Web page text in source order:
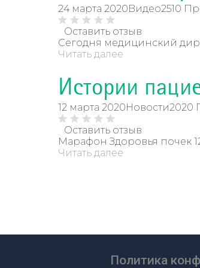
24 марта 2020Видео2510
Оставить отзыв
Сегодня медицинский
Читать далее
Истории
12 марта 2020Новости2020
Оставить отзыв
Марафон Здоровья почек
Читать далее
Политика